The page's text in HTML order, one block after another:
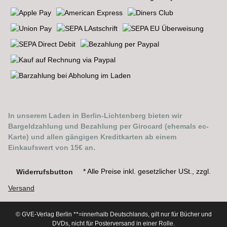
In unserem Laden in Berlin-Lichtenberg bieten wir
Bargeldzahlung und Bezahlung per Girocard (ehemals ec-
Karte) und allen gängigen Kreditkarten ab einem
Einkaufswert von 15€ an.
Widerrufsbutton * Alle Preise inkl. gesetzlicher USt., zzgl.
Versand
© GVE-Verlag Berlin **=innerhalb Deutschlands, gilt nur für Bücher und
DVDs, nicht für Posterversand in einer Rolle.